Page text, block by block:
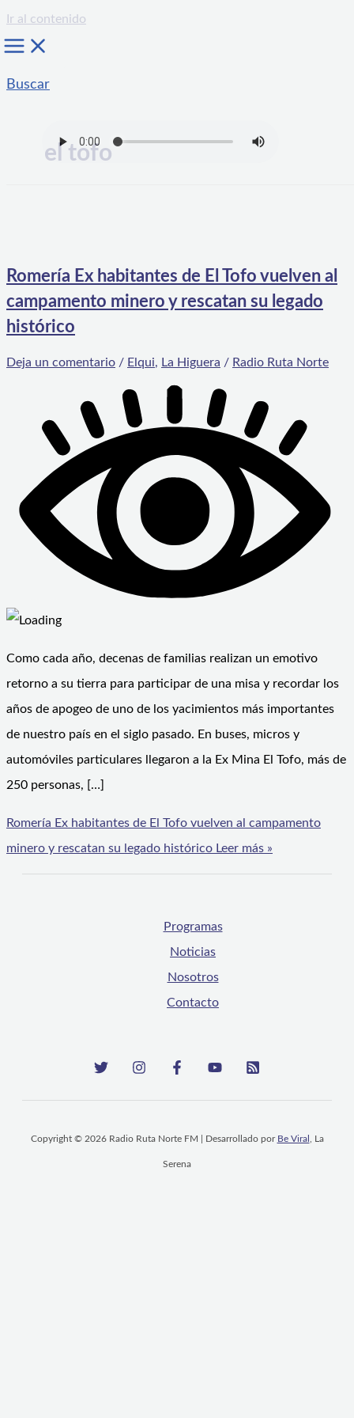
Ir al contenido
Buscar
el tofo
Romería Ex habitantes de El Tofo vuelven al
campamento minero y rescatan su legado
histórico
Deja un comentario / Elqui, La Higuera / Radio Ruta Norte
Como cada año, decenas de familias realizan un emotivo
retorno a su tierra para participar de una misa y recordar los
años de apogeo de uno de los yacimientos más importantes
de nuestro país en el siglo pasado. En buses, micros y
automóviles particulares llegaron a la Ex Mina El Tofo, más de
250 personas, […]
Romería Ex habitantes de El Tofo vuelven al campamento
minero y rescatan su legado histórico Leer más »
Programas
Noticias
Nosotros
Contacto
Copyright © 2026 Radio Ruta Norte FM | Desarrollado por Be Viral , La
Serena